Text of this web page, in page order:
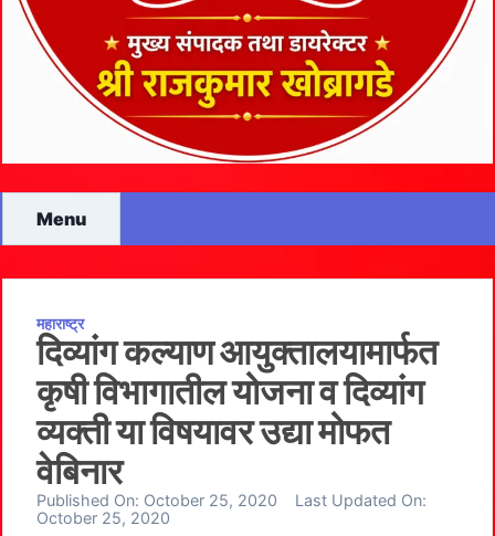
Menu
महाराष्ट्र
दिव्यांग कल्याण आयुक्तालयामार्फत
कृषी विभागातील योजना व दिव्यांग
व्यक्ती या विषयावर उद्या मोफत
वेबिनार
Published On: October 25, 2020
Last Updated On:
October 25, 2020